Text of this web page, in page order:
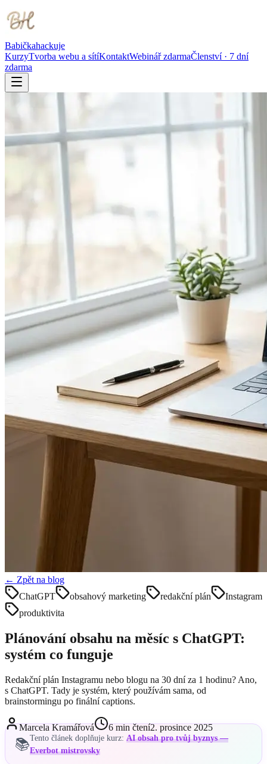
Babičkahackuje
KurzyTvorba webu a sítíKontaktWebinář zdarmaČlenství · 7 dní
zdarma
← Zpět na blog
ChatGPT
obsahový marketing redakční plán
Instagram
produktivita
Plánování obsahu na měsíc s ChatGPT:
systém co funguje
Redakční plán Instagramu nebo blogu na 30 dní za 1 hodinu? Ano,
s ChatGPT. Tady je systém, který používám sama, od
brainstormingu po finální captions.
Marcela Kramářová 6min čtení2. prosince 2025
📚Tento článek doplňuje kurz: AI obsah pro tvůj byznys —
Everbot mistrovsky